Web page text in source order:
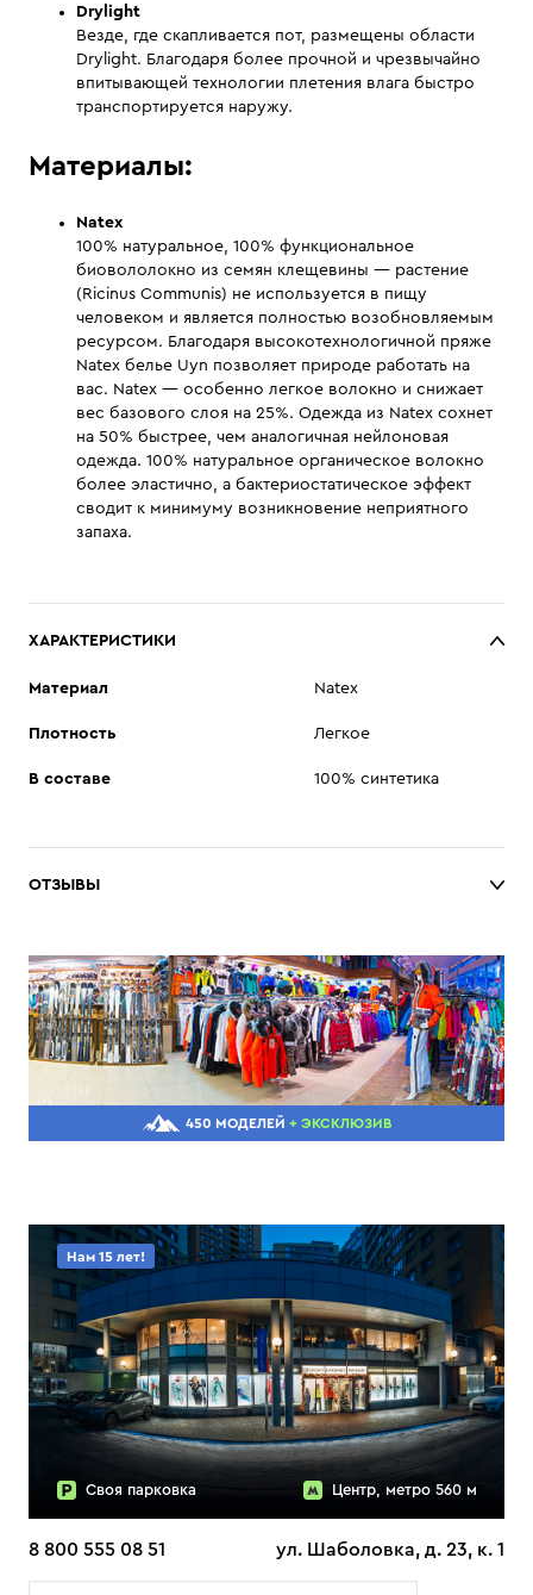
Drylight
Везде, где скапливается пот, размещены области
Drylight. Благодаря более прочной и чрезвычайно
впитывающей технологии плетения влага быстро
транспортируется наружу.
Материалы:
Natex
100% натуральное, 100% функциональное
биовололокно из семян клещевины — растение
(Ricinus Communis) не используется в пищу
человеком и является полностью возобновляемым
ресурсом. Благодаря высокотехнологичной пряже
Natex белье Uyn позволяет природе работать на
вас. Natex — особенно легкое волокно и снижает
вес базового слоя на 25%. Одежда из Natex сохнет
на 50% быстрее, чем аналогичная нейлоновая
одежда. 100% натуральное органическое волокно
более эластично, а бактериостатическое эффект
сводит к минимуму возникновение неприятного
запаха.
ХАРАКТЕРИСТИКИ
Материал Natex
Плотность Легкое
В составе 100% синтетика
ОТЗЫВЫ
450 МОДЕЛЕЙ + ЭКСКЛЮЗИВ
Нам 15 лет!
Своя парковка Центр, метро 560 м
8 800 555 08 51 ул. Шаболовка, д. 23, к. 1